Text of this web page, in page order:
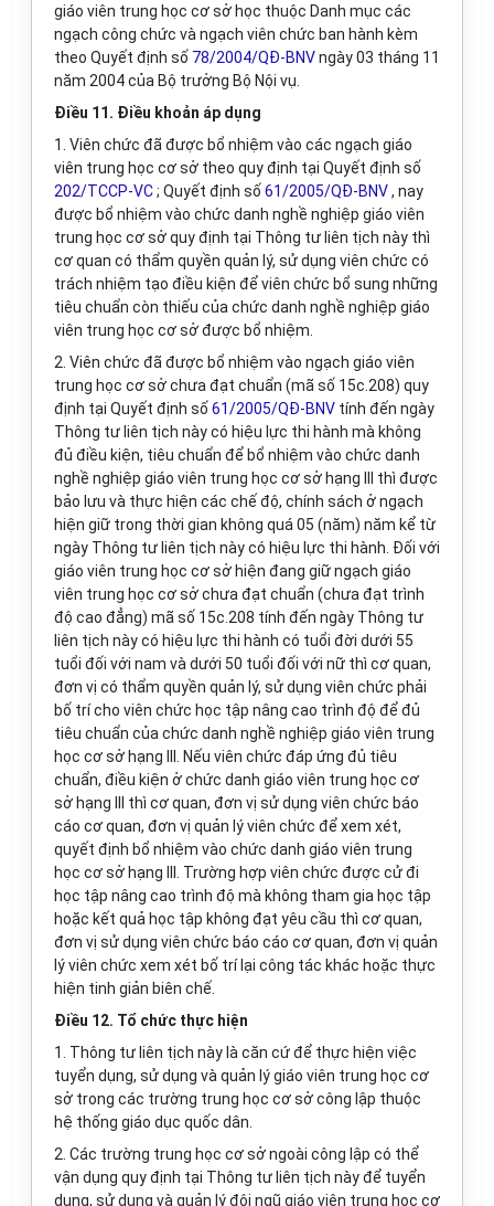
giáo viên trung học cơ sở học thuộc Danh mục các
ngạch công chức và ngạch viên chức ban hành kèm
theo Quyết định số 78/2004/QĐ-BNVngày 03 tháng 11
năm 2004 của Bộ trưởng Bộ Nội vụ.
Điều 11. Điều khoản áp dụng
1. Viên chức đã được bổ nhiệm vào các ngạch giáo
viên trung học cơ sở theo quy định tại Quyết định số
202/TCCP-VC; Quyết định số 61/2005/QĐ-BNV, nay
được bổ nhiệm vào chức danh nghề nghiệp giáo viên
trung học cơ sở quy định tại Thông tư liên tịch này thì
cơ quan có thẩm quyền quản lý, sử dụng viên chức có
trách nhiệm tạo điều kiện để viên chức bổ sung những
tiêu chuẩn còn thiếu của chức danh nghề nghiệp giáo
viên trung học cơ sở được bổ nhiệm.
2. Viên chức đã được bổ nhiệm vào ngạch giáo viên
trung học cơ sở chưa đạt chuẩn (mã số 15c.208) quy
định tại Quyết định số 61/2005/QĐ-BNV tính đến ngày
Thông tư liên tịch này có hiệu lực thi hành mà không
đủ điều kiện, tiêu chuẩn để bổ nhiệm vào chức danh
nghề nghiệp giáo viên trung học cơ sở hạng III thì được
bảo lưu và thực hiện các chế độ, chính sách ở ngạch
hiện giữ trong thời gian không quá 05 (năm) năm kể từ
ngày Thông tư liên tịch này có hiệu lực thi hành. Đối với
giáo viên trung học cơ sở hiện đang giữ ngạch giáo
viên trung học cơ sở chưa đạt chuẩn (chưa đạt trình
độ cao đẳng) mã số 15c.208 tính đến ngày Thông tư
liên tịch này có hiệu lực thi hành có tuổi đời dưới 55
tuổi đối với nam và dưới 50 tuổi đối với nữ thì cơ quan,
đơn vị có thẩm quyền quản lý, sử dụng viên chức phải
bố trí cho viên chức học tập nâng cao trình độ để đủ
tiêu chuẩn của chức danh nghề nghiệp giáo viên trung
học cơ sở hạng III. Nếu viên chức đáp ứng đủ tiêu
chuẩn, điều kiện ở chức danh giáo viên trung học cơ
sở hạng III thì cơ quan, đơn vị sử dụng viên chức báo
cáo cơ quan, đơn vị quản lý viên chức để xem xét,
quyết định bổ nhiệm vào chức danh giáo viên trung
học cơ sở hạng III. Trường hợp viên chức được cử đi
học tập nâng cao trình độ mà không tham gia học tập
hoặc kết quả học tập không đạt yêu cầu thì cơ quan,
đơn vị sử dụng viên chức báo cáo cơ quan, đơn vị quản
lý viên chức xem xét bố trí lại công tác khác hoặc thực
hiện tinh giản biên chế.
Điều 12. Tổ chức thực hiện
1. Thông tư liên tịch này là căn cứ để thực hiện việc
tuyển dụng, sử dụng và quản lý giáo viên trung học cơ
sở trong các trường trung học cơ sở công lập thuộc
hệ thống giáo dục quốc dân.
2. Các trường trung học cơ sở ngoài công lập có thể
vận dụng quy định tại Thông tư liên tịch này để tuyển
dụng, sử dụng và quản lý đội ngũ giáo viên trung học cơ